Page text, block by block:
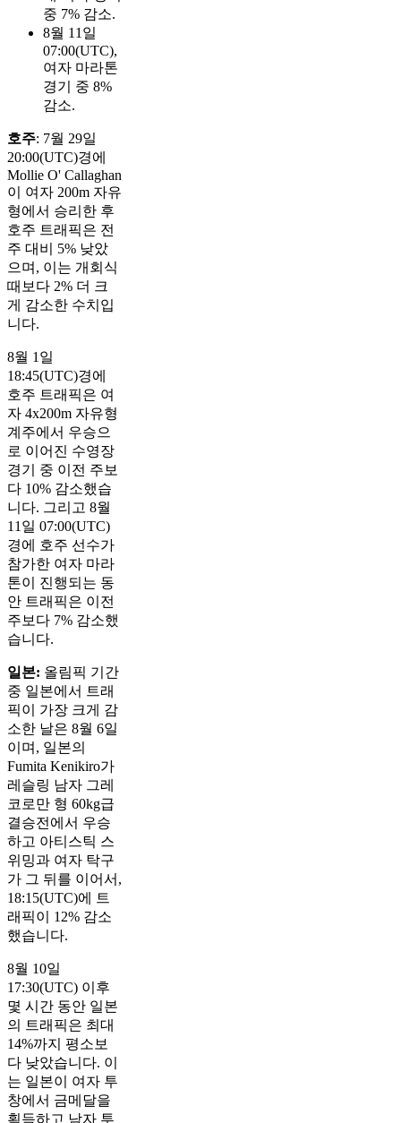
중 7% 감소.
8월 11일
07:00(UTC),
여자 마라톤
경기 중 8%
감소.
호주: 7월 29일
20:00(UTC)경에
Mollie O' Callaghan
이 여자 200m 자유
형에서 승리한 후
호주 트래픽은 전
주 대비 5% 낮았
으며, 이는 개회식
때보다 2% 더 크
게 감소한 수치입
니다.
8월 1일
18:45(UTC)경에
호주 트래픽은 여
자 4x200m 자유형
계주에서 우승으
로 이어진 수영장
경기 중 이전 주보
다 10% 감소했습
니다. 그리고 8월
11일 07:00(UTC)
경에 호주 선수가
참가한 여자 마라
톤이 진행되는 동
안 트래픽은 이전
주보다 7% 감소했
습니다.
일본: 올림픽 기간
중 일본에서 트래
픽이 가장 크게 감
소한 날은 8월 6일
이며, 일본의
Fumita Kenikiro가
레슬링 남자 그레
코로만 형 60kg급
결승전에서 우승
하고 아티스틱 스
위밍과 여자 탁구
가 그 뒤를 이어서,
18:15(UTC)에 트
래픽이 12% 감소
했습니다.
8월 10일
17:30(UTC) 이후
몇 시간 동안 일본
의 트래픽은 최대
14%까지 평소보
다 낮았습니다. 이
는 일본이 여자 투
창에서 금메달을
획득하고 남자 투